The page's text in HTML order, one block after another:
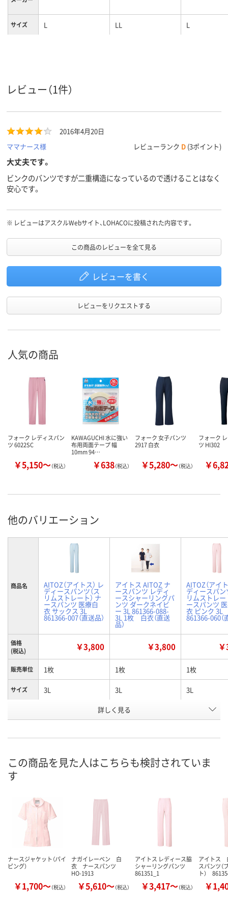
サイズ L LL L
ストレッチギャバ
100%）
100%）
レビュー（1件）
2016年4月20日
ママナース様
レビューランク D (3ポイント)
大丈夫です。
ビンクのバンツですが二重構造になっているので透けることはなく
安心です。
※ レビューはアスクルWebサイト、LOHACOに投稿された内容です。
この商品のレビューを全て見る
レビューを書く
レビューをリクエストする
人気の商品
フォーク レディスパン
ツ 6022SC
￥5,150～（税込）
KAWAGUCHI 水に強い
布用両面テープ 幅
10mm 94…
￥638（税込）
フォーク 女子パンツ
2917 白衣
￥5,280～（税込）
フォーク
ツ HI302
￥
他のバリエーション
商品名 AITOZ（アイトス） レ
ディースパンツ（ス
リムストレート） ナ
ースパンツ 医療白
衣 サックス 3L
861366-007（直送品）
アイトス AITOZ ナ
ースパンツ レディ
ースシャーリングパ
ンツ ダークネイビ
ー 3L 861366-088-
3L 1枚 白衣（直送
品）
AITOZ（アイ
ディースパン
リムストレー
ースパンツ
衣 ピンク 3L
861366-060（
価格
(税込)
￥3,800 ￥3,800
販売単位 1枚 1枚 1枚
サイズ 3L 3L 3L
ダークネイビー
号
お届け日
メーカー都合により
販売停止中です
詳しく見る
この商品を見た人はこちらも検討されていま
す
ナースジャケット（パイ
ピング）
￥1,700～（税込）
ナガイレーベン 白
衣 ナースパンツ
HO-1913
￥5,610～（税込）
アイトス レディース脇
シャーリングパンツ
861351_1
￥3,417～（税込）
アイトス
スパンツ（
ト）
￥